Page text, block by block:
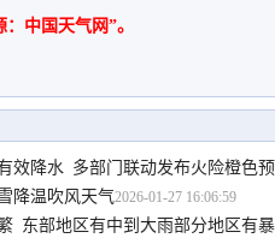
中国天气网”。
效降水 多部门联动发布火险橙色
降温吹风天气2026-01-27 16:06:59
东部地区有中到大雨部分地区有